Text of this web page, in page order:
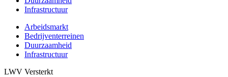
Infrastructuur
Arbeidsmarkt
Bedrijventerreinen
Duurzaamheid
Infrastructuur
LWV Versterkt